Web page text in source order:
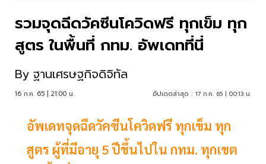
รวมจุดฉีดวัคซีนโควิดฟรี ทุกเข็ม ทุก
สูตร ในพื้นที่ กทม. อัพเดทที่นี่
By ฐานเศรษฐกิจดิจิทัล
16 ก.ค. 65 | 21:00 น. อัปเดตล่าสุด : 17 ก.ค. 65 | 00:13 น.
อัพเดทจุดฉีดวัคซีนโควิดฟรี ทุกเข็ม ทุก
สูตร ผู้ที่มีอายุ 5 ปีขึ้นไปใน กทม. ทุกเขต